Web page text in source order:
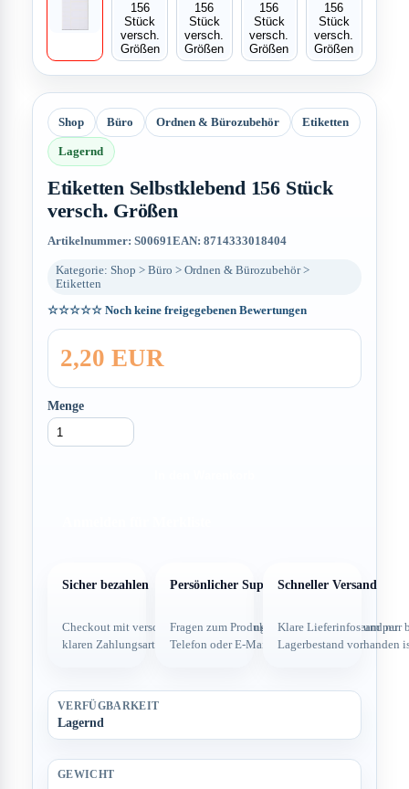
Shop Büro Ordnen & Bürozubehör Etiketten
Lagernd
Etiketten Selbstklebend 156 Stück
versch. Größen
Artikelnummer: S00691EAN: 8714333018404
Kategorie: Shop > Büro > Ordnen & Bürozubehör >
Etiketten
☆☆☆☆☆Noch keine freigegebenen Bewertungen
2,20 EUR
Menge
Sicher bezahlen
Checkout mit verschlüsselter Verbindung und
klaren Zahlungsarten.
Persönlicher Support
Fragen zum Produkt direkt über dein Team per
Telefon oder E-Mail.
Schneller Versand
Klare Lieferinfos und nur
Lagerbestand vorhanden
VERFÜGBARKEIT
Lagernd
GEWICHT